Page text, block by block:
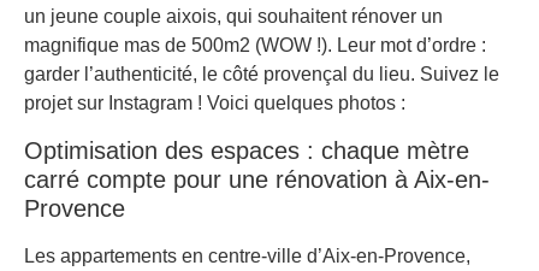
un jeune couple aixois, qui souhaitent rénover un
magnifique mas de 500m2 (WOW !). Leur mot d’ordre :
garder l’authenticité, le côté provençal du lieu. Suivez le
projet sur Instagram ! Voici quelques photos :
Optimisation des espaces : chaque mètre
carré compte pour une rénovation à Aix-en-
Provence
Les appartements en centre-ville d’Aix-en-Provence,